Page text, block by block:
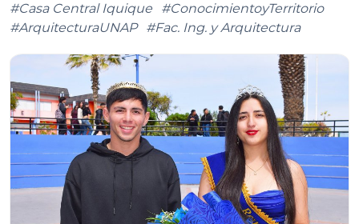
#Casa Central Iquique
#ConocimientoyTerritorio
#ArquitecturaUNAP
#Fac. Ing. y Arquitectura